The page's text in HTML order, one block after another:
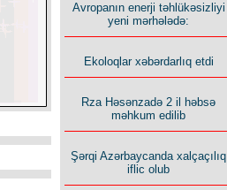
Avropanın enerji təhlükəsizliyi
yeni mərhələdə:
Ekoloqlar xəbərdarlıq etdi
Rza Həsənzadə 2 il həbsə
məhkum edilib
Şərqi Azərbaycanda xalçaçılıq
iflic olub